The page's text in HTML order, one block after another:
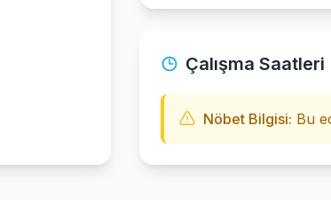
Çalışma Saatleri
Nöbet Bilgisi: Bu